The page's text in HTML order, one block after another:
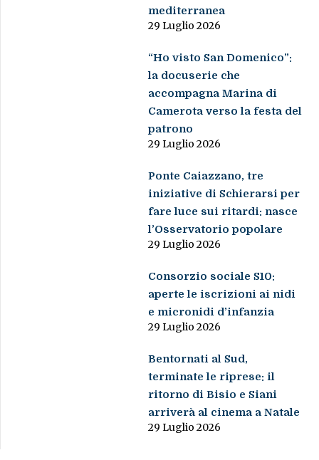
mediterranea
29 Luglio 2026
“Ho visto San Domenico”:
la docuserie che
accompagna Marina di
Camerota verso la festa del
patrono
29 Luglio 2026
Ponte Caiazzano, tre
iniziative di Schierarsi per
fare luce sui ritardi: nasce
l’Osservatorio popolare
29 Luglio 2026
Consorzio sociale S10:
aperte le iscrizioni ai nidi
e micronidi d’infanzia
29 Luglio 2026
Bentornati al Sud,
terminate le riprese: il
ritorno di Bisio e Siani
arriverà al cinema a Natale
29 Luglio 2026